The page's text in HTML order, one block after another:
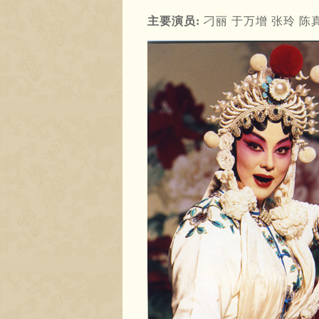
主要演员: 刁丽 于万增 张玲 陈